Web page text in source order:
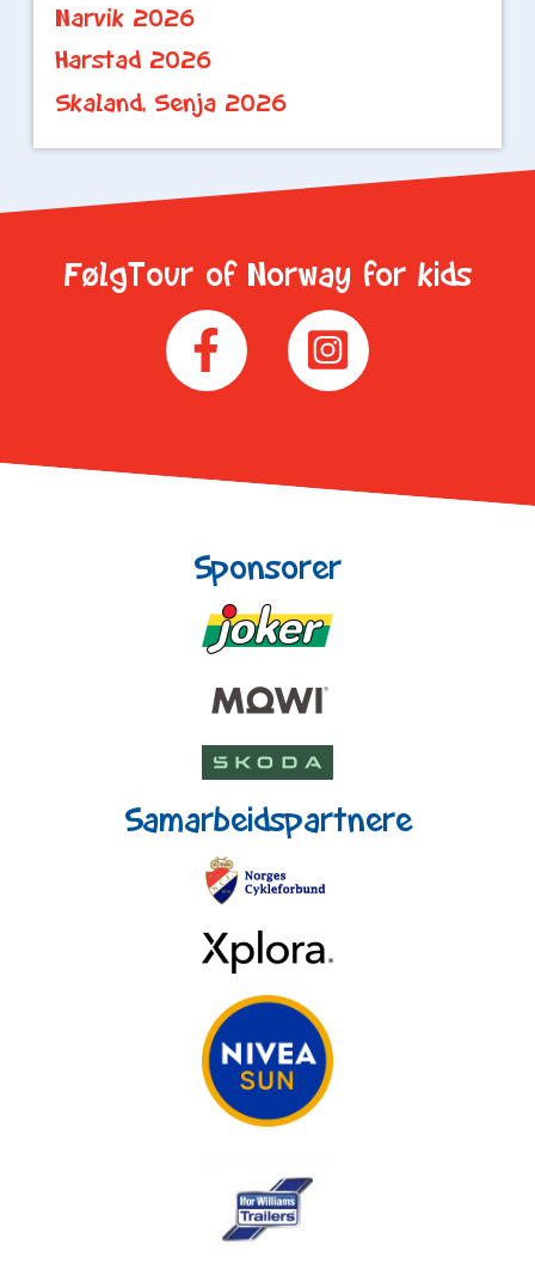
Narvik 2026
Harstad 2026
Skaland, Senja 2026
FølgTour of Norway for kids
Sponsorer
Samarbeidspartnere